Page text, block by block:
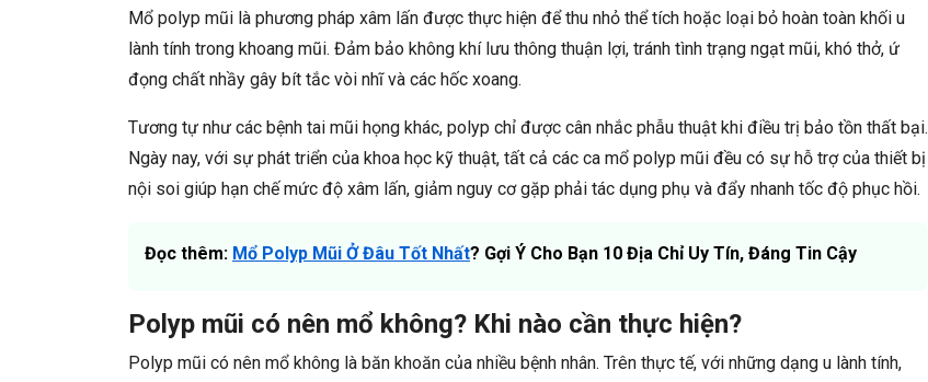
Mổ polyp mũi là phương pháp xâm lấn được thực hiện để thu nhỏ thể tích hoặc loại bỏ hoàn toàn khối u
lành tính trong khoang mũi. Đảm bảo không khí lưu thông thuận lợi, tránh tình trạng ngạt mũi, khó thở, ứ
đọng chất nhầy gây bít tắc vòi nhĩ và các hốc xoang.
Tương tự như các bệnh tai mũi họng khác, polyp chỉ được cân nhắc phẫu thuật khi điều trị bảo tồn thất bại.
Ngày nay, với sự phát triển của khoa học kỹ thuật, tất cả các ca mổ polyp mũi đều có sự hỗ trợ của thiết bị
nội soi giúp hạn chế mức độ xâm lấn, giảm nguy cơ gặp phải tác dụng phụ và đẩy nhanh tốc độ phục hồi.
Đọc thêm: Mổ Polyp Mũi Ở Đâu Tốt Nhất? Gợi Ý Cho Bạn 10 Địa Chỉ Uy Tín, Đáng Tin Cậy
Polyp mũi có nên mổ không? Khi nào cần thực hiện?
Polyp mũi có nên mổ không là băn khoăn của nhiều bệnh nhân. Trên thực tế, với những dạng u lành tính,